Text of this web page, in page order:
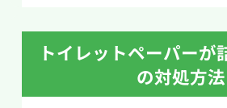
曹50cc・クエン酸100ccです。
ン酸が反応すると二酸化炭素
作業中は必ず換気をしながら行
トイレットペーパーが
の対処方法